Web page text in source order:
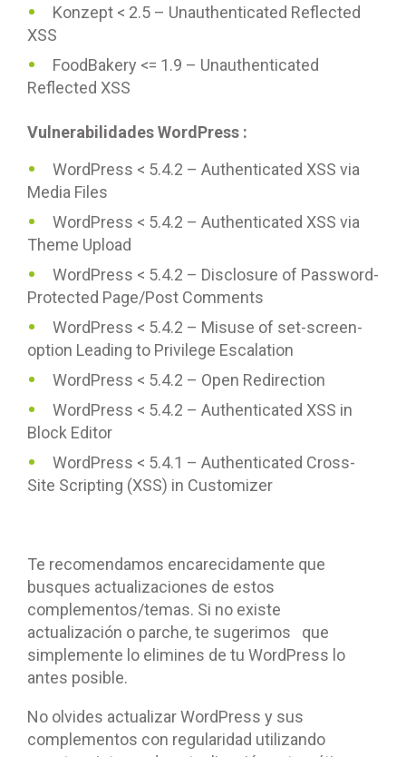
Konzept < 2.5 – Unauthenticated Reflected
XSS
FoodBakery <= 1.9 – Unauthenticated
Reflected XSS
Vulnerabilidades WordPress :
WordPress < 5.4.2 – Authenticated XSS via
Media Files
WordPress < 5.4.2 – Authenticated XSS via
Theme Upload
WordPress < 5.4.2 – Disclosure of Password-
Protected Page/Post Comments
WordPress < 5.4.2 – Misuse of set-screen-
option Leading to Privilege Escalation
WordPress < 5.4.2 – Open Redirection
WordPress < 5.4.2 – Authenticated XSS in
Block Editor
WordPress < 5.4.1 – Authenticated Cross-
Site Scripting (XSS) in Customizer
Te recomendamos encarecidamente que
busques actualizaciones de estos
complementos/temas. Si no existe
actualización o parche, te sugerimos que
simplemente lo elimines de tu WordPress lo
antes posible.
No olvides actualizar WordPress y sus
complementos con regularidad utilizando